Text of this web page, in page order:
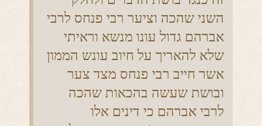
השני שהכה וציער רבי פנחס לרבי
אברהם גדול עונו מנשא וראיתי
שלא להאריך על חיוב עונש הממון
אשר חייב רבי פנחס מצד צער
ובושת שעשה בהכאות שהכה
לרבי אברהם כי דינים אלו